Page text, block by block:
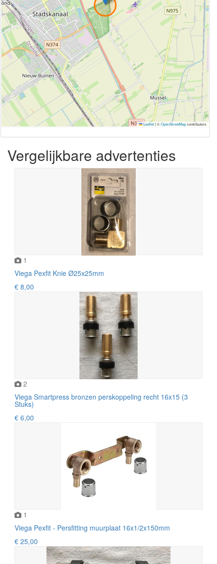
Leaflet|©OpenStreetMapcontributors
Vergelijkbare advertenties
1
Viega Pexfit Knie Ø25x25mm
€ 8,00
2
Viega Smartpress bronzen perskoppeling recht 16x15 (3
Stuks)
€ 6,00
1
Viega Pexfit - Persfitting muurplaat 16x1/2x150mm
€ 25,00